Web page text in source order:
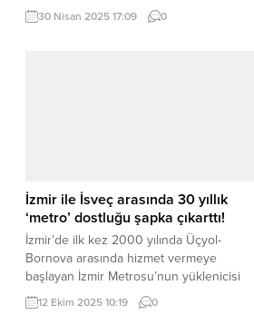
Fabrikası çalışanlarıyla buluştu,
emekçilerin bayramını kutladı. KONYA
30 Nisan 2025 17:09 0
İzmir ile İsveç arasında 30 yıllık
‘metro’ dostluğu şapka çıkarttı!
İzmir’de ilk kez 2000 yılında Üçyol-
Bornova arasında hizmet vermeye
başlayan İzmir Metrosu’nun yüklenicisi
İsveçli ABB ile Yapı Merkezi
12 Ekim 2025 10:19 0